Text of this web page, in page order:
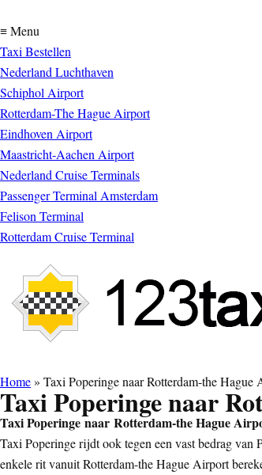
≡ Menu
Taxi Bestellen
Nederland Luchthaven
Schiphol Airport
Rotterdam-The Hague Airport
Eindhoven Airport
Maastricht-Aachen Airport
Nederland Cruise Terminals
Passenger Terminal Amsterdam
Felison Terminal
Rotterdam Cruise Terminal
Home» Taxi Poperinge naar Rotterdam-the Hague
Taxi Poperinge naar
Taxi Poperinge naar Rotterdam-the Hague
Taxi Poperinge rijdt ook tegen een vast bedrag
enkele rit vanuit Rotterdam-the Hague Airport